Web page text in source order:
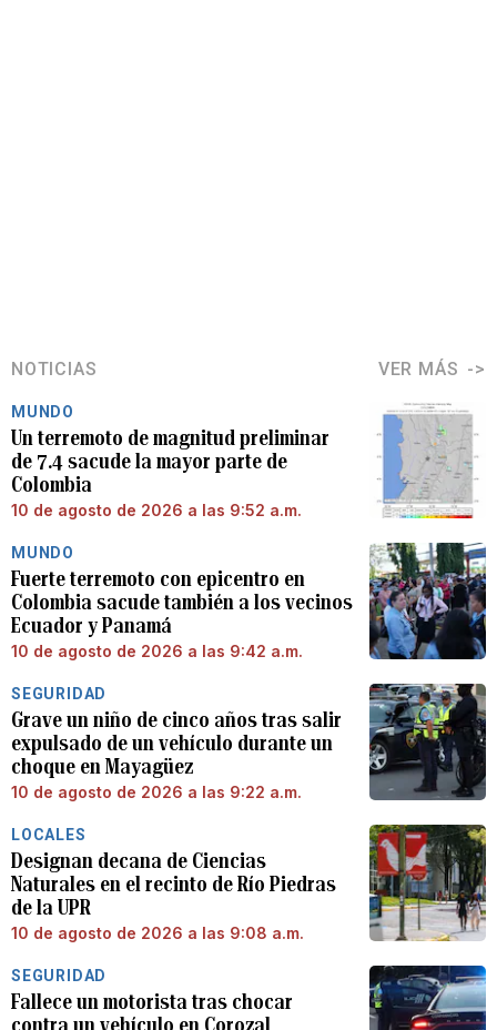
NOTICIAS VER MÁS
MUNDO
Un terremoto de magnitud preliminar
de 7.4 sacude la mayor parte de
Colombia
10 de agosto de 2026 a las 9:52 a.m.
MUNDO
Fuerte terremoto con epicentro en
Colombia sacude también a los vecinos
Ecuador y Panamá
10 de agosto de 2026 a las 9:42 a.m.
SEGURIDAD
Grave un niño de cinco años tras salir
expulsado de un vehículo durante un
choque en Mayagüez
10 de agosto de 2026 a las 9:22 a.m.
LOCALES
Designan decana de Ciencias
Naturales en el recinto de Río Piedras
de la UPR
10 de agosto de 2026 a las 9:08 a.m.
SEGURIDAD
Fallece un motorista tras chocar
contra un vehículo en Corozal